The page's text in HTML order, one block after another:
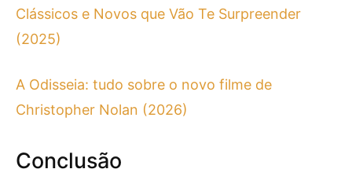
Clássicos e Novos que Vão Te Surpreender
(2025)
A Odisseia: tudo sobre o novo filme de
Christopher Nolan (2026)
Conclusão